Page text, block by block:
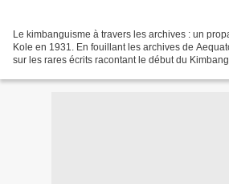
Le kimbanguisme à travers les archives : un
Kole en 1931. En fouillant les archives de
sur les rares écrits racontant le début du